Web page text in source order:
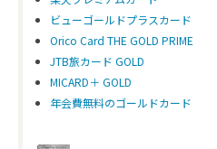
ビューゴールドプラスカード
Orico Card THE GOLD PRIME
JTB旅カード GOLD
MICARD＋ GOLD
年会費無料のゴールドカード